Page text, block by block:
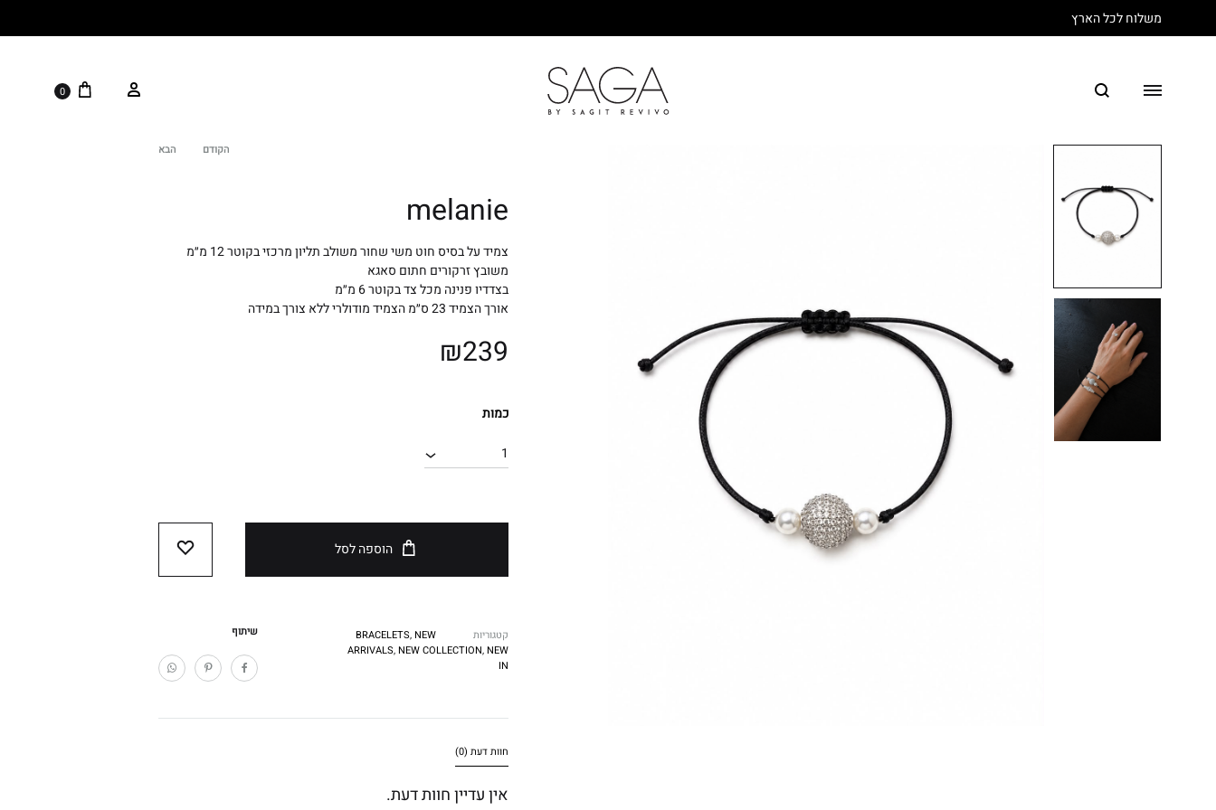
משלוח לכל הארץ
0
Product
הקודם הבא
melanie
צמיד על בסיס חוט משי שחור משולב תליון מרכזי בקוטר 12 מ״מ
משובץ זרקורים חתום סאגא
בצדדיו פנינה מכל צד בקוטר 6 מ״מ
אורך הצמיד 23 ס״מ הצמיד מודולרי ללא צורך במידה
₪239
כמות
1
הוספה לסל
שיתוף קטגוריות BRACELETS,NEW
ARRIVALS,NEW COLLECTION,NEW
IN
חוות דעת (0)
אין עדיין חוות דעת.